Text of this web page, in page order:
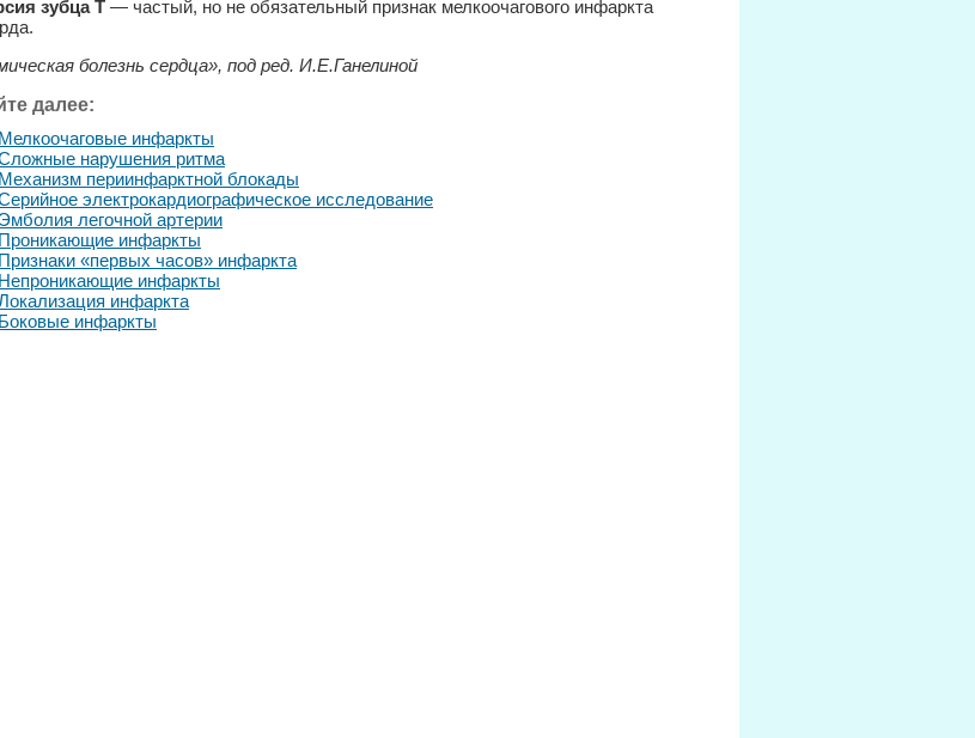
зубца Т — частый, но не обязательный признак мелкоочагового инфаркта
болезнь сердца», под ред. И.Е.Ганелиной
далее:
Мелкоочаговые инфаркты
нарушения ритма
Механизм периинфарктной блокады
электрокардиографическое исследование
Эмболия легочной артерии
Проникающие инфаркты
Признаки «первых часов» инфаркта
Непроникающие инфаркты
инфаркта
Боковые инфаркты